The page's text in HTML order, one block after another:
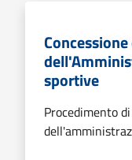
sportive
Procedimento